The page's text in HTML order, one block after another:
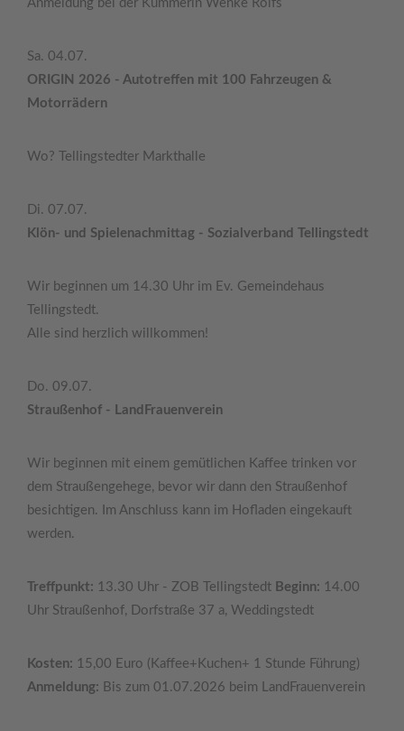
Anmeldung bei der Kümmerin Wenke Rolfs
Sa. 04.07.
ORIGIN 2026 - Autotreffen mit 100 Fahrzeugen &
Motorrädern
Wo? Tellingstedter Markthalle
Di. 07.07.
Klön- und Spielenachmittag - Sozialverband Tellingstedt
Wir beginnen um 14.30 Uhr im Ev. Gemeindehaus
Tellingstedt.
Alle sind herzlich willkommen!
Do. 09.07.
Straußenhof - LandFrauenverein
Wir beginnen mit einem gemütlichen Kaffee trinken vor
dem Straußengehege, bevor wir dann den Straußenhof
besichtigen. Im Anschluss kann im Hofladen eingekauft
werden.
Treffpunkt: 13.30 Uhr - ZOB Tellingstedt Beginn: 14.00
Uhr Straußenhof, Dorfstraße 37 a, Weddingstedt
Kosten: 15,00 Euro (Kaffee+Kuchen+ 1 Stunde Führung)
Anmeldung: Bis zum 01.07.2026 beim LandFrauenverein